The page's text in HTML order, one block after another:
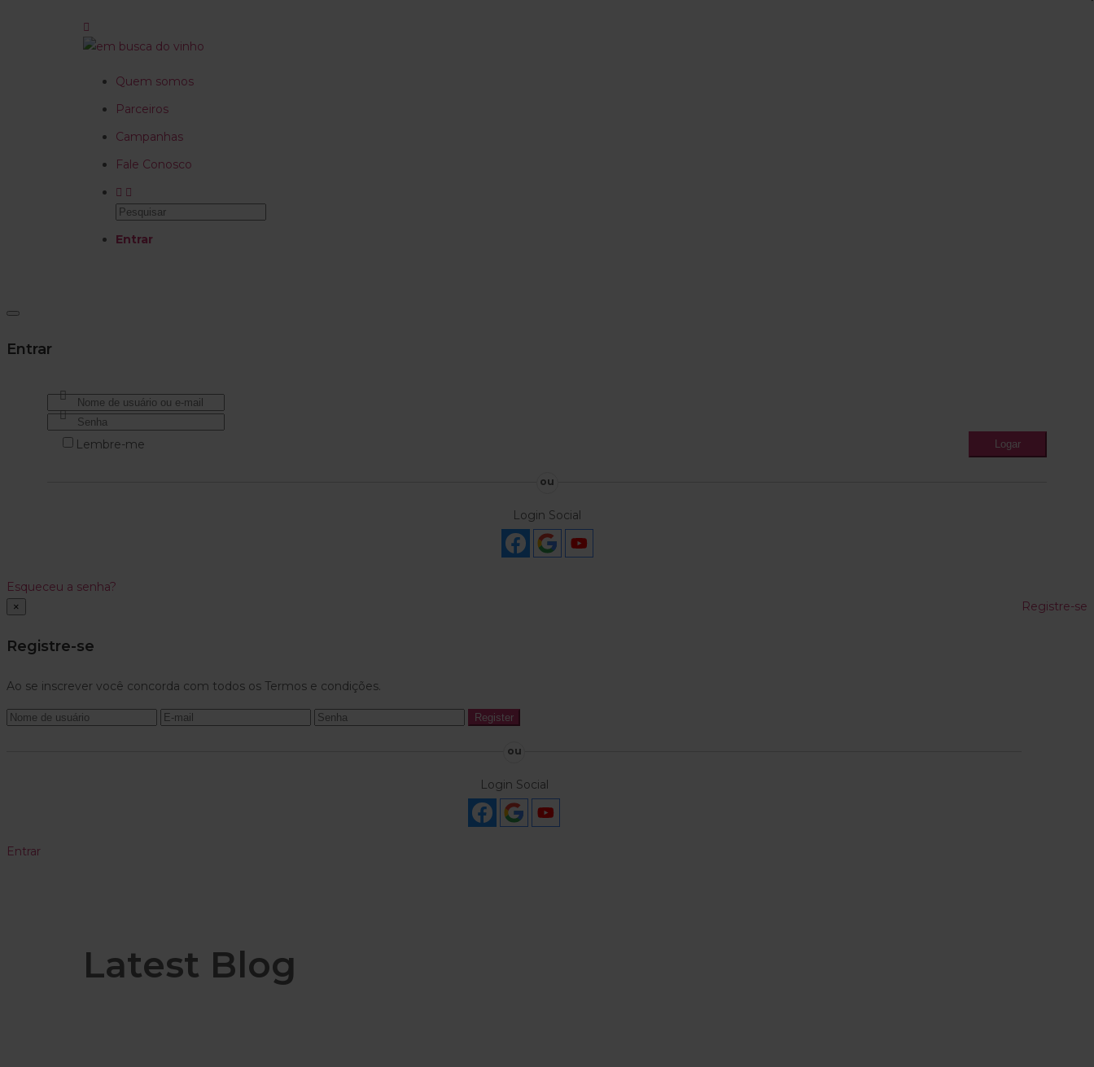
Quem somos
Parceiros
Campanhas
Fale Conosco
Entrar
Entrar
Lembre-me
ou
Login Social
Esqueceu a senha?
Registre-se
×
Registre-se
Ao se inscrever você concorda com todos os Termos e condições.
ou
Login Social
Entrar
Latest Blog